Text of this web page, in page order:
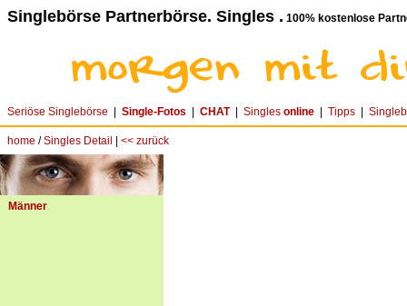
Singlebörse Partnerbörse. Singles . 100% kostenlose
Seriöse Singlebörse Single-Fotos CHAT| Singles online Tipps
home /Singles Detail << zurück
Männer